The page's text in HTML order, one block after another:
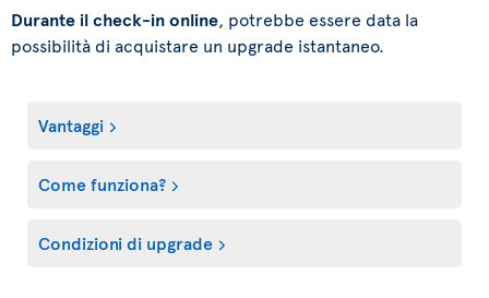
Durante il check-in online, potrebbe essere data la
possibilità di acquistare un upgrade istantaneo.
Vantaggi
Come funziona?
Condizioni di upgrade